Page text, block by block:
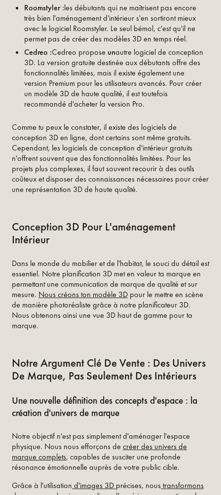
Roomstyler :les débutants qui ne maîtrisent pas encore
très bien l'aménagement d'intérieur s'en sortiront mieux
avec le logiciel Roomstyler. Le seul bémol, c'est qu'il ne
permet pas de créer des modèles 3D en temps réel.
Cedreo :Cedreo propose unautre logiciel de conception
3D. La version gratuite destinée aux débutants offre des
fonctionnalités limitées, mais il existe également une
version Premium pour les utilisateurs avancés. Pour créer
un modèle 3D de haute qualité, il est toutefois
recommandé d'acheter la version Pro.
Comme tu peux le constater, il existe des logiciels de
conception 3D en ligne, dont certains sont même gratuits.
Cependant, les logiciels de conception d'intérieur gratuits
n'offrent souvent que des fonctionnalités limitées. Pour les
projets plus complexes, il faut souvent recourir à des outils
coûteux et disposer des connaissances nécessaires pour créer
une représentation 3D de haute qualité.
Conception 3D Pour L'aménagement
Intérieur
Dans le monde du mobilier et de l'habitat, le souci du détail est
essentiel. Notre planification 3D met en valeur ta marque en
permettant une communication de marque de qualité et sur
mesure. Nous créons ton modèle 3D pour le mettre en scène
de manière photoréaliste grâce à notre planificateur 3D.
Nous obtenons ainsi une vue 3D haut de gamme pour ta
marque.
Notre Argument Clé De Vente : Des Univers
De Marque, Pas Seulement Des Intérieurs
Une nouvelle définition des concepts d'espace : la
création d'univers de marque
Notre objectif n'est pas simplement d'aménager l'espace
physique. Nous nous efforçons de créer des univers de
marque complets, capables de susciter une profonde
résonance émotionnelle auprès de votre public cible.
Grâce à l'utilisation d'images 3D précises, noustransformons